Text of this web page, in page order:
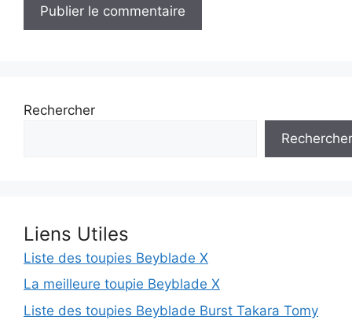
Rechercher
Rechercher
Liens Utiles
Liste des toupies Beyblade X
La meilleure toupie Beyblade X
Liste des toupies Beyblade Burst Takara Tomy